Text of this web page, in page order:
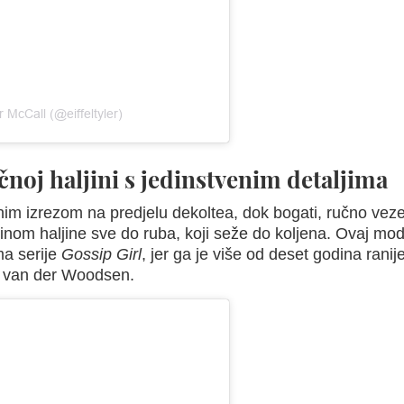
McCall (@eiffeltyler)
haljini s jedinstvenim detaljima
izrezom na predjelu dekoltea, dok bogati, ručno
haljine sve do ruba, koji seže do koljena. Ovaj
serije Gossip Girl, jer ga je više od deset godina
der Woodsen.